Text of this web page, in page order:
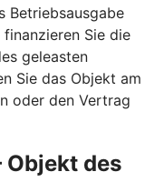
Betriebsausgabe
Sie die
geleasten
Sie das Objekt am
oder den Vertrag
des